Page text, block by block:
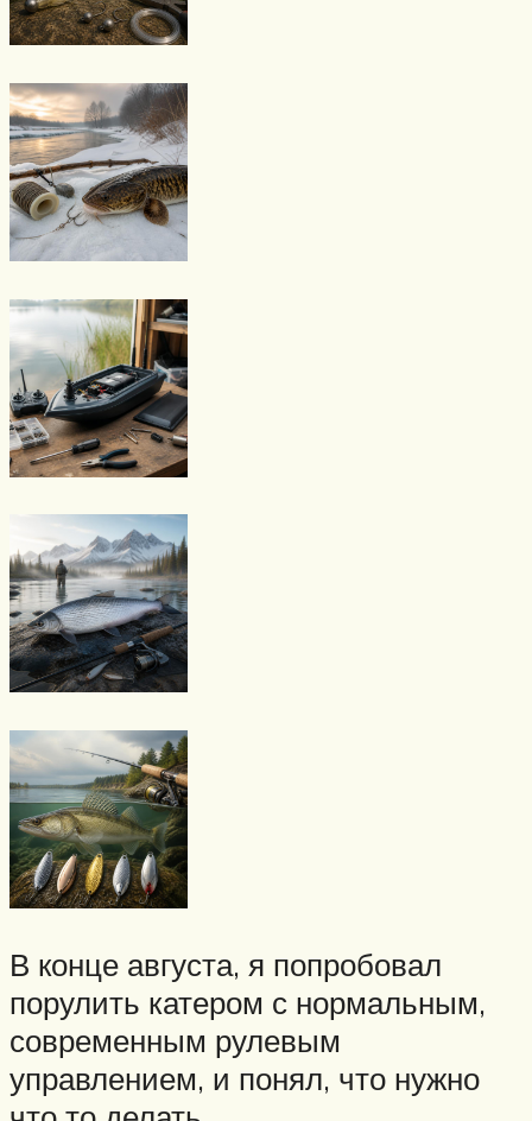
В конце августа, я попробовал
порулить катером с нормальным,
современным рулевым
управлением, и понял, что нужно